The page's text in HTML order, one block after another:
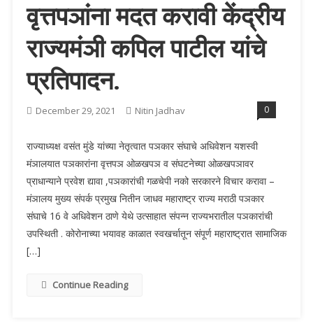
वृत्तपञांना मदत करावी केंद्रीय
राज्यमंञी कपिल पाटील यांचे
प्रतिपादन.
December 29, 2021 Nitin Jadhav 0
राज्याध्यक्ष वसंत मुंडे यांच्या नेतृत्वात पञकार संघाचे अधिवेशन यशस्वी
मंञालयात पञकारांना वृत्तपञ ओळखपञ व संघटनेच्या ओळखपञावर
प्राधान्याने प्रवेश द्यावा ,पञकारांची गळचेपी नको सरकारने विचार करावा –
मंञालय मुख्य संपर्क प्रमुख नितीन जाधव महाराष्ट्र राज्य मराठी पञकार
संघाचे 16 वे अधिवेशन ठाणे येथे उत्साहात संपन्न राज्यभरातील पञकारांची
उपस्थिती . कोरोनाच्या भयावह काळात स्वखर्चातून संपूर्ण महाराष्ट्रात सामाजिक
[…]
Continue Reading